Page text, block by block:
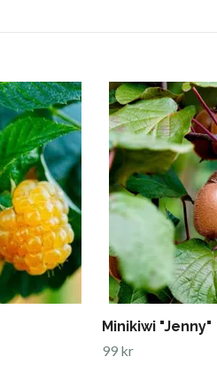
Minikiwi "Jenny"
99 kr